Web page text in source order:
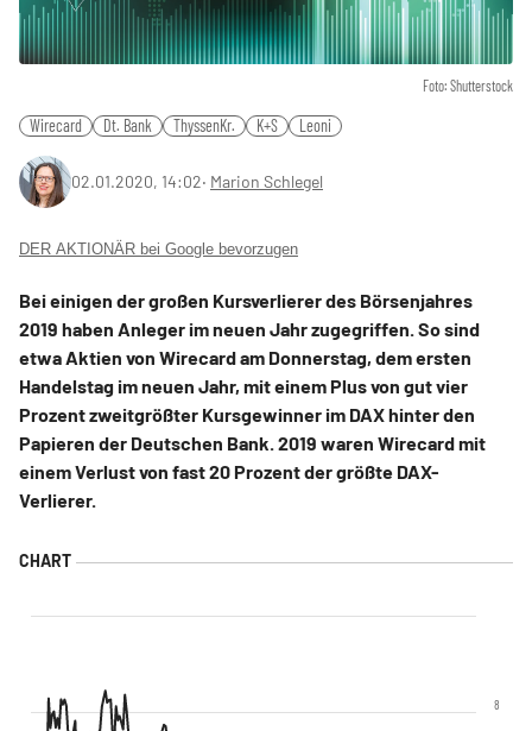
Foto: Shutterstock
Wirecard Dt. Bank ThyssenKr. K+S Leoni
02.01.2020, 14:02‧ Marion Schlegel
DER AKTIONÄR bei Google bevorzugen
Bei einigen der großen Kursverlierer des Börsenjahres
2019 haben Anleger im neuen Jahr zugegriffen. So sind
etwa Aktien von Wirecard am Donnerstag, dem ersten
Handelstag im neuen Jahr, mit einem Plus von gut vier
Prozent zweitgrößter Kursgewinner im DAX hinter den
Papieren der Deutschen Bank. 2019 waren Wirecard mit
einem Verlust von fast 20 Prozent der größte DAX-
Verlierer.
8